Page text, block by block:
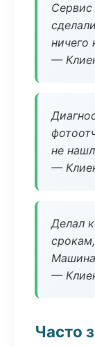
Сервис
ничего
—
не
—
Делал
Машина
—
Часто